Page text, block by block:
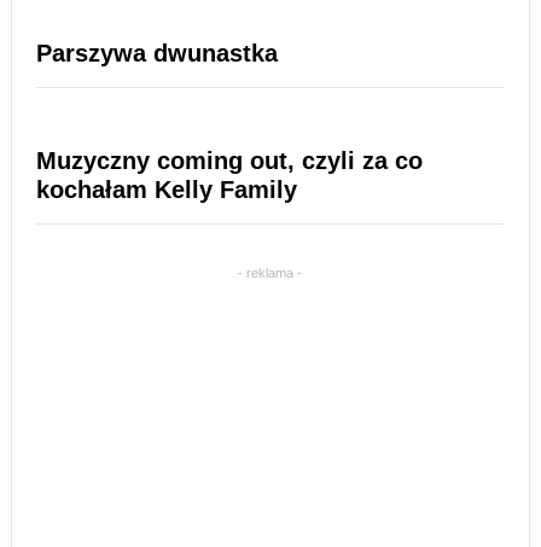
Parszywa dwunastka
Muzyczny coming out, czyli za co
kochałam Kelly Family
- reklama -